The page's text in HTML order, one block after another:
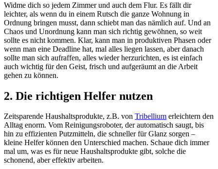
Widme dich so jedem Zimmer und auch dem Flur. Es fällt dir
leichter, als wenn du in einem Rutsch die ganze Wohnung in
Ordnung bringen musst, dann schiebt man das nämlich auf. Und an
Chaos und Unordnung kann man sich richtig gewöhnen, so weit
sollte es nicht kommen. Klar, kann man in produktiven Phasen oder
wenn man eine Deadline hat, mal alles liegen lassen, aber danach
sollte man sich aufraffen, alles wieder herzurichten, es ist einfach
auch wichtig für den Geist, frisch und aufgeräumt an die Arbeit
gehen zu können.
2. Die richtigen Helfer nutzen
Zeitsparende Haushaltsprodukte, z.B. von Tribellium erleichtern den
Alltag enorm. Vom Reinigungsroboter, der automatisch saugt, bis
hin zu effizienten Putzmitteln, die schneller für Glanz sorgen –
kleine Helfer können den Unterschied machen. Schaue dich immer
mal um, was es für neue Haushaltsprodukte gibt, solche die
schonend, aber effektiv arbeiten.